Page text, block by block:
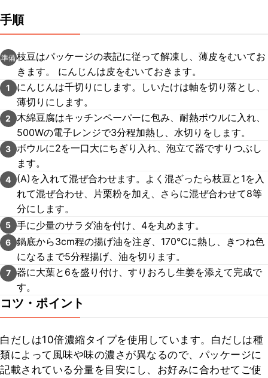
手順
準備枝豆はパッケージの表記に従って解凍し、薄皮をむいてお
きます。 にんじんは皮をむいておきます。
1
にんじんは千切りにします。しいたけは軸を切り落とし、
薄切りにします。
2
木綿豆腐はキッチンペーパーに包み、耐熱ボウルに入れ、
500Wの電子レンジで3分程加熱し、水切りをします。
3 ボウルに2を一口大にちぎり入れ、泡立て器ですりつぶし
ます。
4
(A)を入れて混ぜ合わせます。よく混ざったら枝豆と1を入
れて混ぜ合わせ、片栗粉を加え、さらに混ぜ合わせて8等
分にします。
5 手に少量のサラダ油を付け、4を丸めます。
6 鍋底から3cm程の揚げ油を注ぎ、170℃に熱し、きつね色
になるまで5分程揚げ、油を切ります。
7 器に大葉と6を盛り付け、すりおろし生姜を添えて完成で
す。
コツ・ポイント
白だしは10倍濃縮タイプを使用しています。白だしは種
類によって風味や味の濃さが異なるので、パッケージに
記載されている分量を目安にし、お好みに合わせてご使